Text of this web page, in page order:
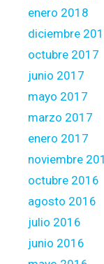
enero 2018
diciembre
octubre 2017
junio 2017
mayo 2017
marzo 2017
enero 2017
noviembre
octubre 2016
agosto 2016
julio 2016
junio 2016